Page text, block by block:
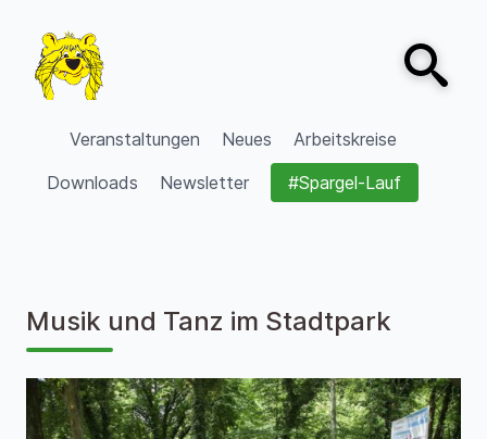
VVV Burgdorf
Veranstaltungen Neues
Arbeitskreise
Downloads
Newsletter #Spargel-Lauf
Open
Musik und Tanz im Stadtpark